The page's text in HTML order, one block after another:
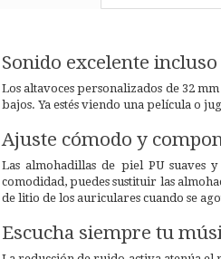
Sonido excelente
Los altavoces personalizados de 32
bajos. Ya estés viendo una película o
Ajuste cómodo y
Las almohadillas de piel PU suaves
comodidad, puedes sustituir las
de litio de los auriculares cuando se
Escucha siempre tu